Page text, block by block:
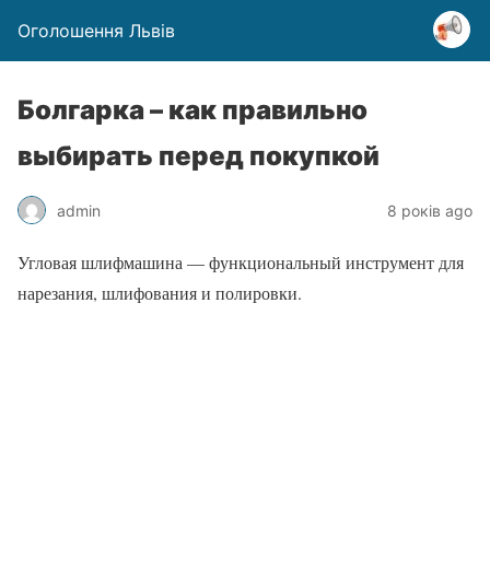
Оголошення Львів
Болгарка – как правильно
выбирать перед покупкой
admin 8 років ago
Угловая шлифмашина — функциональный инструмент для
нарезания, шлифования и полировки.